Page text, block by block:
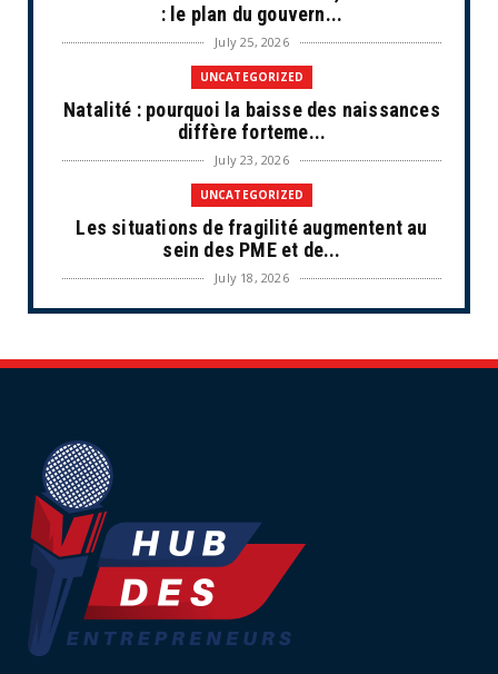
: le plan du gouvern...
July 25, 2026
UNCATEGORIZED
Natalité : pourquoi la baisse des naissances
diffère forteme...
July 23, 2026
UNCATEGORIZED
Les situations de fragilité augmentent au
sein des PME et de...
July 18, 2026
ECONOMIE
coup de pression syn...
Tabac : les ventes chutent, les recettes
UNCATEGORIZED
Retraites : nouveau plaidoyer pour un coup
de frein sur les ...
July 09, 2026